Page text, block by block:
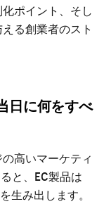
ポイント、そし
る創業者のスト
日に何をすべ
高いマーケティ
と、EC製品は
生み出します。